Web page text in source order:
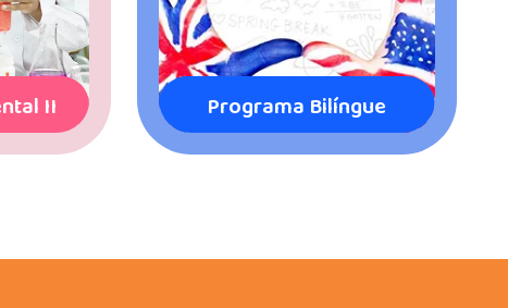
Bilíngue
Atividades
Complementares